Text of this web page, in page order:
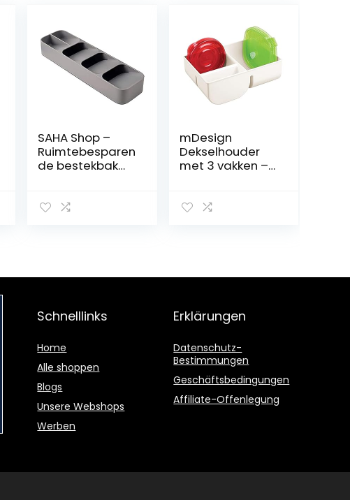
SAHA Shop –
Ruimtebesparen
de bestekbak
compacte
mDesign
Dekselhouder
met 3 vakken –
kunststof –
vershouddozen
Schnelllinks
Home
Alle shoppen
Blogs
Unsere Webshops
Werben
Erklärungen
Datenschutz-
Bestimmungen
Geschäftsbedingungen
Affiliate-Offenlegung